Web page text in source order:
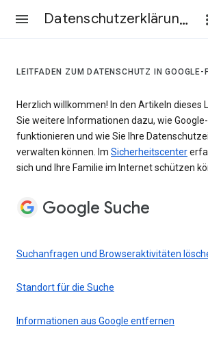
Datenschutzerklärung & Nutzungsbedingungen
LEITFADEN ZUM DATENSCHUTZ IN GOOGLE-
Herzlich willkommen! In den Artikeln dieses
Sie weitere Informationen dazu, wie
funktionieren und wie Sie Ihre
verwalten können. Im Sicherheitscenter
sich und Ihre Familie im Internet schützen
Google Suche
Suchanfragen und Browseraktivitäten
Standort für die Suche
Informationen aus Google entfernen